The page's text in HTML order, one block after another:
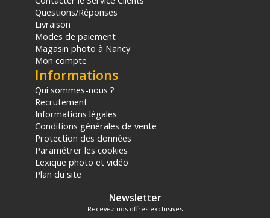
Questions/Réponses
Livraison
Modes de paiement
Magasin photo à Nancy
Mon compte
Informations
Qui sommes-nous ?
Recrutement
Informations légales
Conditions générales de vente
Protection des données
Paramétrer les cookies
Lexique photo et vidéo
Plan du site
Newsletter
Recevez nos offres exclusives